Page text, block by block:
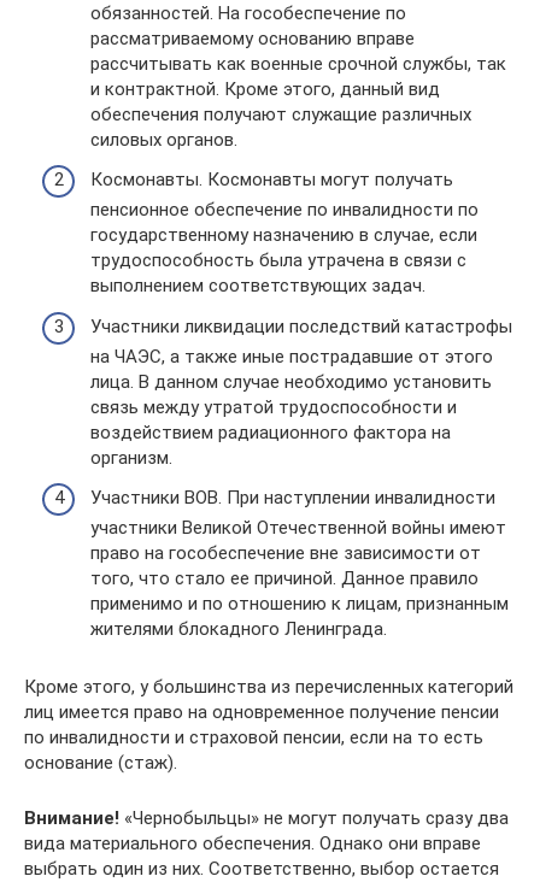
обязанностей. На гособеспечение по
рассматриваемому основанию вправе
рассчитывать как военные срочной службы, так
и контрактной. Кроме этого, данный вид
обеспечения получают служащие различных
силовых органов.
Космонавты. Космонавты могут получать
пенсионное обеспечение по инвалидности по
государственному назначению в случае, если
трудоспособность была утрачена в связи с
выполнением соответствующих задач.
Участники ликвидации последствий катастрофы
на ЧАЭС, а также иные пострадавшие от этого
лица. В данном случае необходимо установить
связь между утратой трудоспособности и
воздействием радиационного фактора на
организм.
Участники ВОВ. При наступлении инвалидности
участники Великой Отечественной войны имеют
право на гособеспечение вне зависимости от
того, что стало ее причиной. Данное правило
применимо и по отношению к лицам, признанным
жителями блокадного Ленинграда.
Кроме этого, у большинства из перечисленных категорий
лиц имеется право на одновременное получение пенсии
по инвалидности и страховой пенсии, если на то есть
основание (стаж).
Внимание! «Чернобыльцы» не могут получать сразу два
вида материального обеспечения. Однако они вправе
выбрать один из них. Соответственно, выбор остается